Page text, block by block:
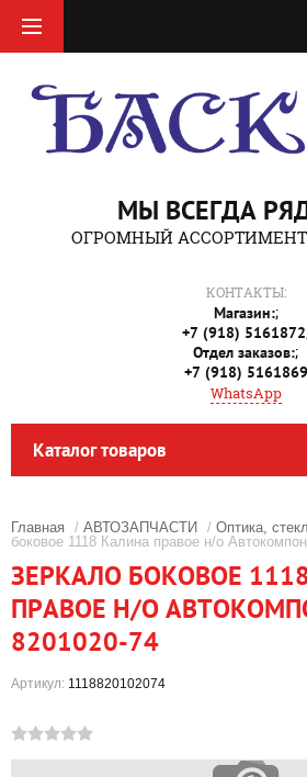
МЫ ВСЕГДА
ОГРОМНЫЙ
КОНТАКТЫ:
Магазин:;
+7 (918) 5161872
Отдел заказов:;
+7 (918) 5161869
WhatsApp
Каталог товаров
Главная / АВТОЗАПЧАСТИ / Оптика,
боковое 1118 Калина правое н/о
ЗЕРКАЛО БОКОВОЕ
ПРАВОЕ Н/О
8201020-74
Артикул: 1118820102074